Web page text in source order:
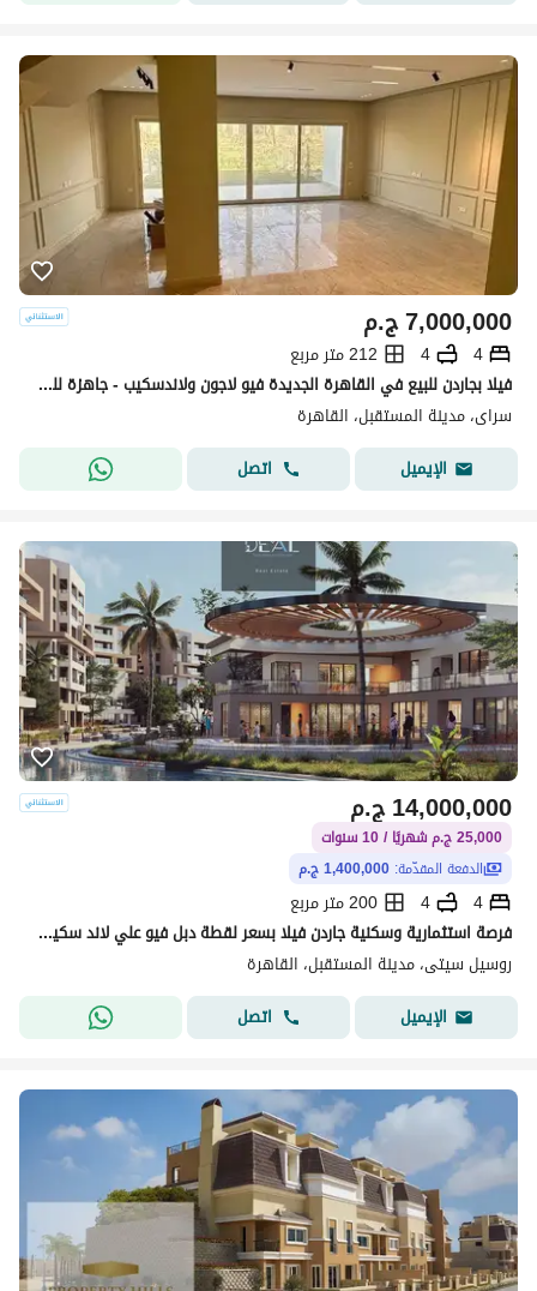
ج.م7,000,000
4
4
212 متر مربع
فيلا بجاردن للبيع في القاهرة الجديدة فيو لاجون ولاندسكيب - جاهزة للمعاينة
سراى، مدينة المستقبل، القاهرة
الإيميل
اتصل
ج.م14,000,000
25,000 ج.م شهريًا / 10 سنوات
الدفعة المقدّمة: 1,400,000 ج.م
4
4
200 متر مربع
فرصة استثمارية وسكنية جاردن فيلا بسعر لقطة دبل فيو علي لاند سكيب & لاجونز | لوكيشن ممتاز للكمبوند في المستقبل سيتي وبالقرب من مدينتي والتجمع الخامس
روسيل سيتى، مدينة المستقبل، القاهرة
الإيميل
اتصل